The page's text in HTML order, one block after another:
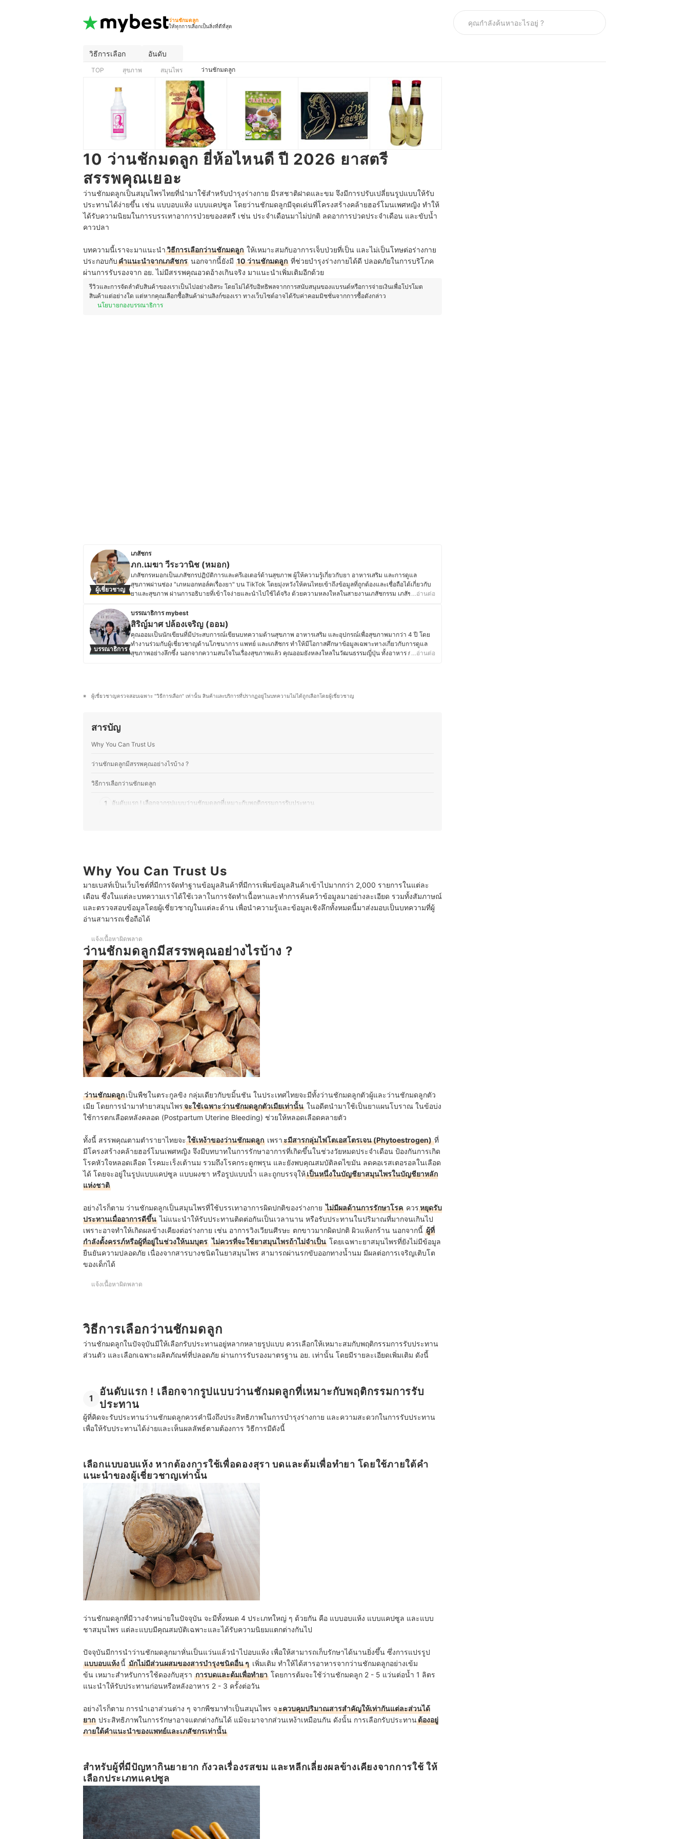
ว่านชักมดลูก
ให้ทุกการเลือกเป็นสิ่งที่ดีที่สุด
วิธีการเลือก อันดับ
TOP สุขภาพ สมุนไพร ว่านชักมดลูก
10 ว่านชักมดลูก ยี่ห้อไหนดี ปี 2026 ยาสตรี
สรรพคุณเยอะ
ว่านชักมดลูกเป็นสมุนไพรไทยที่นำมาใช้สำหรับบำรุงร่างกาย มีรสชาติฝาดและขม จึงมีการปรับเปลี่ยนรูปแบบให้รับ
ประทานได้ง่ายขึ้น เช่น แบบอบแห้ง แบบแคปซูล โดยว่านชักมดลูกมีจุดเด่นที่โครงสร้างคล้ายฮอร์โมนเพศหญิง ทำให้
ได้รับความนิยมในการบรรเทาอาการป่วยของสตรี เช่น ประจำเดือนมาไม่ปกติ ลดอาการปวดประจำเดือน และขับน้ำ
คาวปลา
บทความนี้เราจะมาแนะนำวิธีการเลือกว่านชักมดลูก ให้เหมาะสมกับอาการเจ็บป่วยที่เป็น และไม่เป็นโทษต่อร่างกาย
ประกอบกับคำแนะนำจากเภสัชกร นอกจากนี้ยังมี 10 ว่านชักมดลูก ที่ช่วยบำรุงร่างกายได้ดี ปลอดภัยในการบริโภค
ผ่านการรับรองจาก อย. ไม่มีสรรพคุณอวดอ้างเกินจริง มาแนะนำเพิ่มเติมอีกด้วย
รีวิวและการจัดลำดับสินค้าของเราเป็นไปอย่างอิสระ โดยไม่ได้รับอิทธิพลจากการสนับสนุนของแบรนด์หรือการจ่ายเงินเพื่อโปรโมต
สินค้าแต่อย่างใด แต่หากคุณเลือกซื้อสินค้าผ่านลิงก์ของเรา ทางเว็บไซต์อาจได้รับค่าคอมมิชชั่นจากการซื้อดังกล่าว
นโยบายกองบรรณาธิการ
ผู้เชี่ยวชาญ
เภสัชกร
ภก.เมฆา วีระวานิช (หมอก)
เภสัชกรหมอกเป็นเภสัชกรปฏิบัติการและครีเอเตอร์ด้านสุขภาพ ผู้ให้ความรู้เกี่ยวกับยา อาหารเสริม และการดูแล
สุขภาพผ่านช่อง "เภหมอกทอล์คเรื่องยา" บน TikTok โดยมุ่งหวังให้คนไทยเข้าถึงข้อมูลที่ถูกต้องและเชื่อถือได้เกี่ยวกับ
ยาและสุขภาพ ผ่านการอธิบายที่เข้าใจง่ายและนำไปใช้ได้จริง ด้วยความหลงใหลในสายงานเภสัชกรรม เภสัชกรหมอก
นานาชาติ ทำให้มีทักษะในการสื่อสารความรู้ทางวิชาการให้ง่ายต่อการเข้าใจ โดยปัจจุบันยังคงพัฒนาเนื้อหาเกี่ยวกับ
การใช้ยาอย่างถูกต้อง การเลือกผลิตภัณฑ์สุขภาพที่เหมาะสม ตลอดจนเทคนิคการดูแลสุขภาพเชิงป้องกัน เพื่อให้ผู้คน
ดูแลตัวเองและคนรอบข้างได้อย่างมีประสิทธิภาพ นอกจากนี้ เภสัชกรหมอกยังเชื่อว่า "ความรู้ด้านสุขภาพที่ถูกต้อง
สามารถช่วยให้ทุกคนมีชีวิตที่ดีขึ้น" จึงมุ่งมั่นสร้างสรรค์คอนเทนต์ที่ให้ทั้งสาระ ความถูกต้อง และความเข้าใจง่าย เพื่อ
ให้ข้อมูลทางสุขภาพเข้าถึงคนทุกกลุ่ม และช่วยลดความเข้าใจผิดเกี่ยวกับยาและอาหารเสริมที่พบได้บ่อยในสังคม
…อ่านต่อ
บรรณาธิการ
บรรณาธิการ mybest
สิริญ์มาศ ปล้องเจริญ (ออม)
คุณออมเป็นนักเขียนที่มีประสบการณ์เขียนบทความด้านสุขภาพ อาหารเสริม และอุปกรณ์เพื่อสุขภาพมากว่า 4 ปี โดย
ทำงานร่วมกับผู้เชี่ยวชาญด้านโภชนาการ แพทย์ และเภสัชกร ทำให้มีโอกาสศึกษาข้อมูลเฉพาะทางเกี่ยวกับการดูแล
สุขภาพอย่างลึกซึ้ง นอกจากความสนใจในเรื่องสุขภาพแล้ว คุณออมยังหลงใหลในวัฒนธรรมญี่ปุ่น ทั้งอาหาร การใช้
ออมจึงมุ่งมั่นที่จะถ่ายทอดความรู้ให้ผู้อ่านสามารถนำไปปรับใช้ได้จริง
…อ่านต่อ
ผู้เชี่ยวชาญตรวจสอบเฉพาะ "วิธีการเลือก" เท่านั้น สินค้าและบริการที่ปรากฏอยู่ในบทความไม่ได้ถูกเลือกโดยผู้เชี่ยวชาญ
สารบัญ
Why You Can Trust Us
ว่านชักมดลูกมีสรรพคุณอย่างไรบ้าง ?
วิธีการเลือกว่านชักมดลูก
1 อันดับแรก ! เลือกจากรูปแบบว่านชักมดลูกที่เหมาะกับพฤติกรรมการรับประทาน
10 ว่านชักมดลูก ยี่ห้อไหนดี ยาสตรี สรรพคุณเยอะ
Why You Can Trust Us
มายเบสท์เป็นเว็บไซต์ที่มีการจัดทำฐานข้อมูลสินค้าที่มีการเพิ่มข้อมูลสินค้าเข้าไปมากกว่า 2,000 รายการในแต่ละ
เดือน ซึ่งในแต่ละบทความเราได้ใช้เวลาในการจัดทำเนื้อหาและทำการค้นคว้าข้อมูลมาอย่างละเอียด รวมทั้งสัมภาษณ์
และตรวจสอบข้อมูลโดยผู้เชี่ยวชาญในแต่ละด้าน เพื่อนำความรู้และข้อมูลเชิงลึกทั้งหมดนี้มาส่งมอบเป็นบทความที่ผู้
อ่านสามารถเชื่อถือได้
แจ้งเนื้อหาผิดพลาด
ว่านชักมดลูกมีสรรพคุณอย่างไรบ้าง ?
ว่านชักมดลูกเป็นพืชในตระกูลขิง กลุ่มเดียวกับขมิ้นชัน ในประเทศไทยจะมีทั้งว่านชักมดลูกตัวผู้และว่านชักมดลูกตัว
เมีย โดยการนำมาทำยาสมุนไพรจะใช้เฉพาะว่านชักมดลูกตัวเมียเท่านั้น ในอดีตนำมาใช้เป็นยาแผนโบราณ ในข้อบ่ง
ใช้การตกเลือดหลังคลอด (Postpartum Uterine Bleeding) ช่วยให้หลอดเลือดคลายตัว
ทั้งนี้ สรรพคุณตามตำรายาไทยจะใช้เหง้าของว่านชักมดลูก เพราะมีสารกลุ่มไฟโตเอสโตรเจน (Phytoestrogen)ที่
มีโครงสร้างคล้ายฮอร์โมนเพศหญิง จึงมีบทบาทในการรักษาอาการที่เกิดขึ้นในช่วงวัยหมดประจำเดือน ป้องกันการเกิด
โรคหัวใจหลอดเลือด โรคมะเร็งเต้านม รวมถึงโรคกระดูกพรุน และยังพบคุณสมบัติลดไขมัน ลดคอเรสเตอรอลในเลือด
ได้ โดยจะอยู่ในรูปแบบแคปซูล แบบผงชา หรือรูปแบบน้ำ และถูกบรรจุให้เป็นหนึ่งในบัญชียาสมุนไพรในบัญชียาหลัก
แห่งชาติ
อย่างไรก็ตาม ว่านชักมดลูกเป็นสมุนไพรที่ใช้บรรเทาอาการผิดปกติของร่างกาย ไม่มีผลด้านการรักษาโรค ควรหยุดรับ
ประทานเมื่ออาการดีขึ้น ไม่แนะนำให้รับประทานติดต่อกันเป็นเวลานาน หรือรับประทานในปริมาณที่มากจนเกินไป
เพราะอาจทำให้เกิดผลข้างเคียงต่อร่างกาย เช่น อาการวิงเวียนศีรษะ ตกขาวมากผิดปกติ ผิวแห้งกร้าน นอกจากนี้ ผู้ที่
กำลังตั้งครรภ์หรือผู้ที่อยู่ในช่วงให้นมบุตร ไม่ควรที่จะใช้ยาสมุนไพรถ้าไม่จำเป็น โดยเฉพาะยาสมุนไพรที่ยังไม่มีข้อมูล
ยืนยันความปลอดภัย เนื่องจากสารบางชนิดในยาสมุนไพร สามารถผ่านรกขับออกทางน้ำนม มีผลต่อการเจริญเติบโต
ของเด็กได้
แจ้งเนื้อหาผิดพลาด
วิธีการเลือกว่านชักมดลูก
ว่านชักมดลูกในปัจจุบันมีให้เลือกรับประทานอยู่หลากหลายรูปแบบ ควรเลือกให้เหมาะสมกับพฤติกรรมการรับประทาน
ส่วนตัว และเลือกเฉพาะผลิตภัณฑ์ที่ปลอดภัย ผ่านการรับรองมาตรฐาน อย. เท่านั้น โดยมีรายละเอียดเพิ่มเติม ดังนี้
1
อันดับแรก ! เลือกจากรูปแบบว่านชักมดลูกที่เหมาะกับพฤติกรรมการรับ
ประทาน
ผู้ที่คิดจะรับประทานว่านชักมดลูกควรคำนึงถึงประสิทธิภาพในการบำรุงร่างกาย และความสะดวกในการรับประทาน
เพื่อให้รับประทานได้ง่ายและเห็นผลลัพธ์ตามต้องการ วิธีการมีดังนี้
เลือกแบบอบแห้ง หากต้องการใช้เพื่อดองสุรา บดและต้มเพื่อทำยา โดยใช้ภายใต้คำ
แนะนำของผู้เชี่ยวชาญเท่านั้น
ว่านชักมดลูกที่มีวางจำหน่ายในปัจจุบัน จะมีทั้งหมด 4 ประเภทใหญ่ ๆ ด้วยกัน คือ แบบอบแห้ง แบบแคปซูล และแบบ
ชาสมุนไพร แต่ละแบบมีคุณสมบัติเฉพาะและได้รับความนิยมแตกต่างกันไป
ปัจจุบันมีการนำว่านชักมดลูกมาหั่นเป็นแว่นแล้วนำไปอบแห้ง เพื่อให้สามารถเก็บรักษาได้นานยิ่งขึ้น ซึ่งการแปรรูป
แบบอบแห้งนี้ มักไม่มีส่วนผสมของสารบำรุงชนิดอื่น ๆ เพิ่มเติม ทำให้ได้สารอาหารจากว่านชักมดลูกอย่างเข้ม
ข้น เหมาะสำหรับการใช้ดองกับสุรา การบดและต้มเพื่อทำยา โดยการต้มจะใช้ว่านชักมดลูก 2 - 5 แว่นต่อน้ำ 1 ลิตร
แนะนำให้รับประทานก่อนหรือหลังอาหาร 2 - 3 ครั้งต่อวัน
อย่างไรก็ตาม การนำเอาส่วนต่าง ๆ จากพืชมาทำเป็นสมุนไพร จะควบคุมปริมาณสารสำคัญให้เท่ากันแต่ละส่วนได้
ยาก ประสิทธิภาพในการรักษาอาจแตกต่างกันได้ แม้จะมาจากส่วนเหง้าเหมือนกัน ดังนั้น การเลือกรับประทานต้องอยู่
ภายใต้คำแนะนำของแพทย์และเภสัชกรเท่านั้น
สำหรับผู้ที่มีปัญหากินยายาก กังวลเรื่องรสขม และหลีกเลี่ยงผลข้างเคียงจากการใช้ ให้
เลือกประเภทแคปซูล